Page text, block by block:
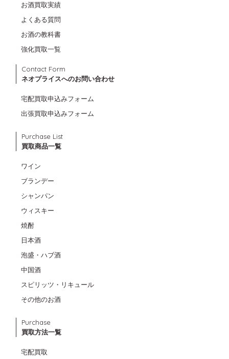
お酒買取実績
よくある質問
お酒の教科書
強化買取一覧
Contact Form
ネオプライスへのお問い合わせ
宅配買取申込みフォーム
出張買取申込みフォーム
Purchase List
買取商品一覧
ワイン
ブランデー
シャンパン
ウィスキー
焼酎
日本酒
泡盛・ハブ酒
中国酒
スピリッツ・リキュール
その他のお酒
Purchase
買取方法一覧
宅配買取